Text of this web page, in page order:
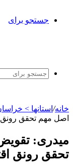
جستجو برای
خانه/ استانها >
اصل مهم تحقق
میدری:
تحقق رونق